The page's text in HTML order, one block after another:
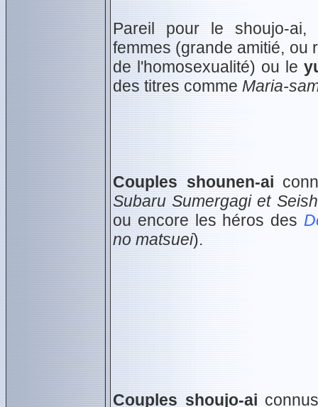
Pareil pour le shoujo-
femmes (grande amitié, ou
de l'homosexualité) ou le
des titres comme Maria-
Couples shounen-ai
Subaru Sumergagi et
ou encore les héros des
no matsuei).
Couples shoujo-ai